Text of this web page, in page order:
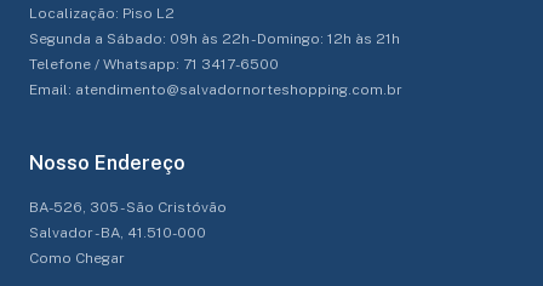
Localização: Piso L2
Segunda a Sábado: 09h às 22h - Domingo: 12h às 21h
Telefone / Whatsapp: 71 3417-6500
Email: atendimento@salvadornorteshopping.com.br
Nosso Endereço
BA-526, 305 - São Cristóvão
Salvador - BA, 41.510-000
Como Chegar